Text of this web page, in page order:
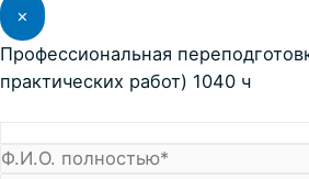
×
Профессиональная
практических работ) 1040 ч